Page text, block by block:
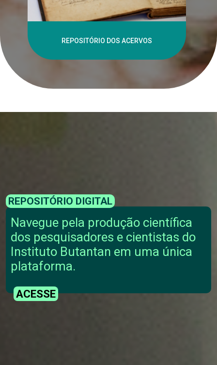
REPOSITÓRIO DOS ACERVOS
REPOSITÓRIO DIGITAL
Navegue pela produção científica
dos pesquisadores e cientistas do
Instituto Butantan em uma única
plataforma.
ACESSE